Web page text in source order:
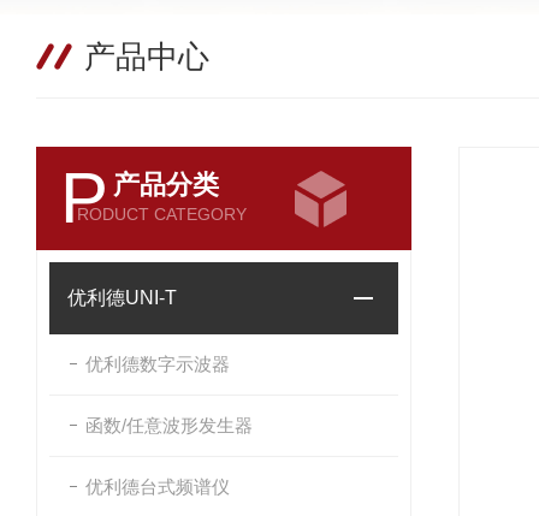
产品中心
P 产品分类
RODUCT CATEGORY
优利德UNI-T
优利德数字示波器
函数/任意波形发生器
优利德台式频谱仪